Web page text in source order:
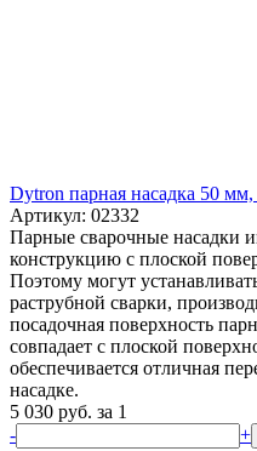
Dytron парная насадка 50
Артикул: 02332
Парные сварочные насадки
конструкцию с плоской
Поэтому могут
раструбной сварки,
посадочная поверхность
совпадает с плоской
обеспечивается отличная
насадке.
5 030 руб. за 1
-
+